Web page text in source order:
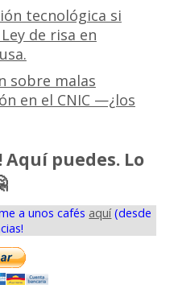
tecnológica si
de risa en
sobre malas
en el CNIC —¿los
Aquí puedes. Lo
a unos cafés aquí(desde